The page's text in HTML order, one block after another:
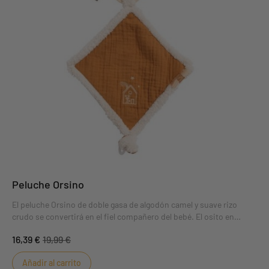
Peluche Orsino
El peluche Orsino de doble gasa de algodón camel y suave rizo
crudo se convertirá en el fiel compañero del bebé. El osito en
aro de madera le da un aspecto muy natural. Muy práctico con su
pinza en ángulo para el chupete Sistema antipinzadedos.
16,39 € 19,99 €
Añadir al carrito